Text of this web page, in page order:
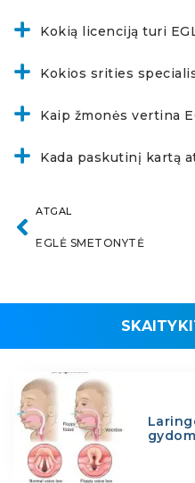
Kokią licenciją turi
Kokios srities
Kaip žmonės vertina
Kada paskutinį kartą
ATGAL
EGLĖ SMETONYTĖ